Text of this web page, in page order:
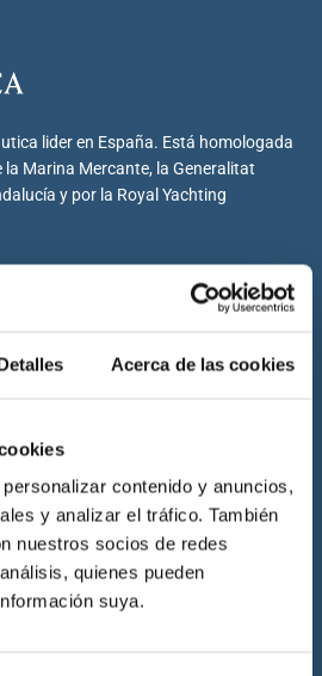
Acerca de las cookies
contenido y anuncios,
y analizar el tráfico. También
nuestros socios de redes
quienes pueden
suya.
lider en España. Está homologada
la Marina Mercante, la Generalitat
y por la Royal Yachting